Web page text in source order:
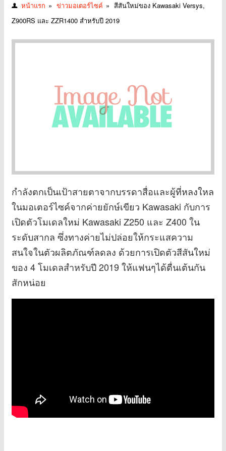
หน้าแรก » ข่าวมอเตอร์ไซค์ » สีสันใหม่ของ Kawasaki Versys,
Z900RS และ ZZR1400 สำหรับปี 2019
กำลังตกเป็นเป้าสายตาจากบรรดาสื่อและผู้ที่หลงใหล
ในมอเตอร์ไซค์จากค่ายยักษ์เขียว Kawasaki กับการ
เปิดตัวโมเดลใหม่ Kawasaki Z250 และ Z400 ใน
ระดับสากล ซึ่งทางค่ายไม่ปล่อยให้กระแสความ
สนใจในตัวผลิตภัณฑ์ลดลง ด้วยการเปิดตัวสีสันใหม่
ของ 4 โมเดลสำหรับปี 2019 ให้แฟนๆได้ตื่นเต้นกัน
สักหน่อย